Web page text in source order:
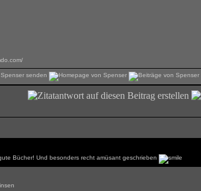
Bücher! Und besonders recht amüsant geschrieben